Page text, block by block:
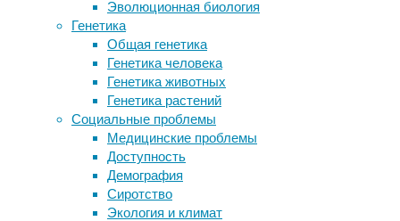
Эволюционная биология
Генетика
Общая генетика
Генетика человека
Генетика животных
Генетика растений
Социальные проблемы
Медицинские проблемы
Доступность
Демография
Сиротство
Экология и климат
океана,
куда
практически
не
проникает
солнечный
свет,
выработали
уникальную
стратегию
выживания.